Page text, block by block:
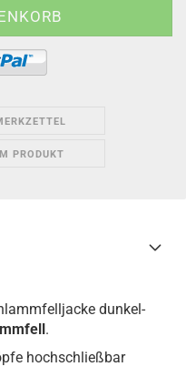
PRODUKT
dunkel-
.
hochschließbar